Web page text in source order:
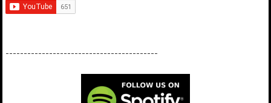
------------------------------------------